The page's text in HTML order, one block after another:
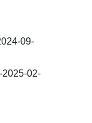
09-
2025-02-